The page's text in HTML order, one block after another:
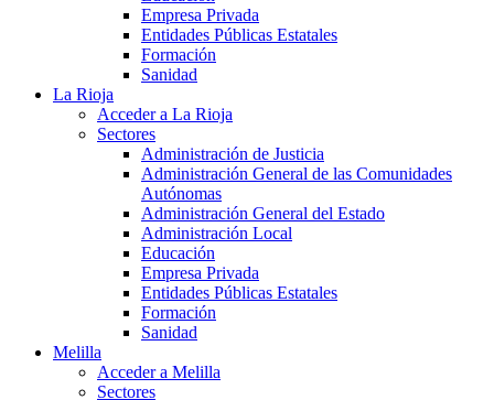
Empresa Privada
Entidades Públicas Estatales
Formación
Sanidad
La Rioja
Acceder a La Rioja
Sectores
Administración de Justicia
Administración General de las Comunidades
Autónomas
Administración General del Estado
Administración Local
Educación
Empresa Privada
Entidades Públicas Estatales
Formación
Sanidad
Melilla
Acceder a Melilla
Sectores